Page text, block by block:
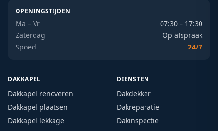
OPENINGSTIJDEN
Ma – Vr
07:30 – 17:30
Zaterdag
Op afspraak
Spoed
24/7
DAKKAPEL
Dakkapel renoveren
Dakkapel plaatsen
Dakkapel lekkage
DIENSTEN
Dakdekker
Dakreparatie
Dakinspectie